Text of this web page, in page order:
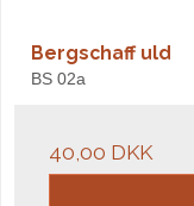
Bergschaff uld
BS 02a
40,00 DKK